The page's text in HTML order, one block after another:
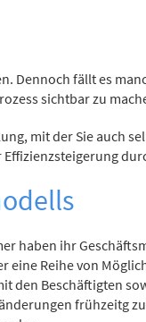
Dennoch fällt es
sichtbar zu
mit der Sie auch
haben ihr
Reihe von
den Beschäftigten
frühzeitg